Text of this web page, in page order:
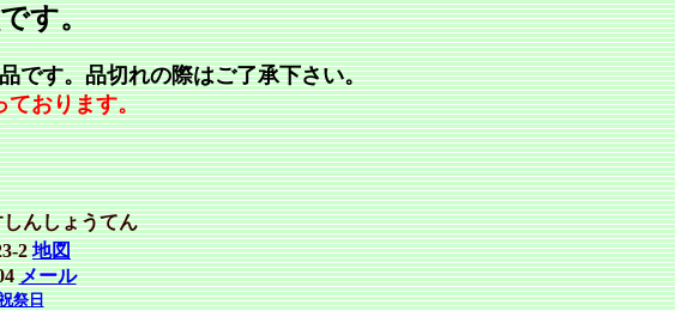
す。
です。品切れの際はご了承下さい。
ております。
んしょうてん
2地図
メール
祭日